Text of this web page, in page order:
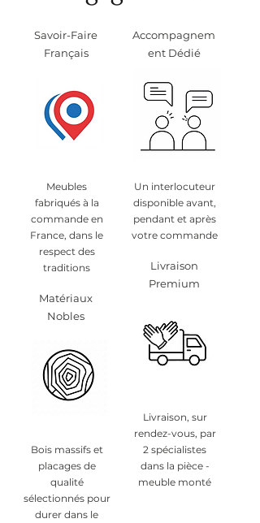
retours de meubles, se reporter à
Générales de Vente,
particulièrement au §8.
Savoir-Faire
Français
Meubles
fabriqués à la
commande en
France, dans le
respect des
traditions
Matériaux
Nobles
Bois massifs et
placages de
qualité
sélectionnés pour
durer dans le
Accompagnem
ent Dédié
Un interlocuteur
disponible avant,
pendant et après
votre commande
Livraison
Premium
Livraison, sur
rendez-vous, par
2 spécialistes
dans la pièce -
meuble monté